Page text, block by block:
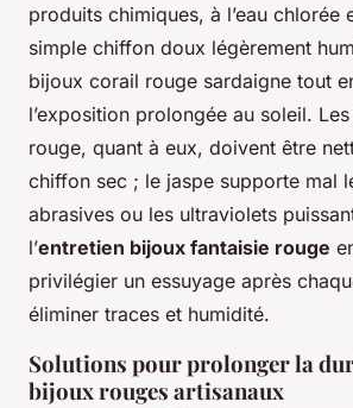
produits chimiques, à l’eau chlorée
simple chiffon doux légèrement
bijoux corail rouge sardaigne tout
l’exposition prolongée au soleil.
rouge, quant à eux, doivent être
chiffon sec ; le jaspe supporte mal
abrasives ou les ultraviolets
l’entretien bijoux fantaisie rouge
privilégier un essuyage après
éliminer traces et humidité.
Solutions pour prolonger la
bijoux rouges artisanaux